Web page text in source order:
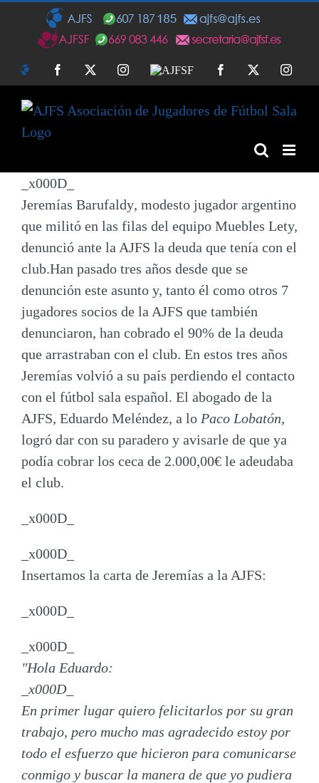
contenido
AJFS FacebookTwitterInstagram
AJFSF FacebookTwitter
_x000D_
Jeremías Barufaldy, modesto jugador argentino
que militó en las filas del equipo Muebles Lety,
denunció ante la AJFS la deuda que tenía con el
club.Han pasado tres años desde que se
denunción este asunto y, tanto él como otros 7
jugadores socios de la AJFS que también
denunciaron, han cobrado el 90% de la deuda
que arrastraban con el club. En estos tres años
Jeremías volvió a su país perdiendo el contacto
con el fútbol sala español. El abogado de la
AJFS, Eduardo Meléndez, a lo Paco Lobatón,
logró dar con su paradero y avisarle de que ya
podía cobrar los ceca de 2.000,00€ le adeudaba
el club.
_x000D_
_x000D_
Insertamos la carta de Jeremías a la AJFS:
_x000D_
_x000D_
"Hola Eduardo:
_x000D_
En primer lugar quiero felicitarlos por su gran
trabajo, pero mucho mas agradecido estoy por
todo el esfuerzo que hicieron para comunicarse
conmigo y buscar la manera de que yo pudiera